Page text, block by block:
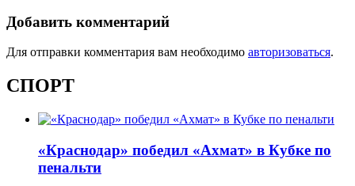
Добавить комментарий
Для отправки комментария вам необходимо авторизоваться.
СПОРТ
«Краснодар» победил «Ахмат» в Кубке по
пенальти